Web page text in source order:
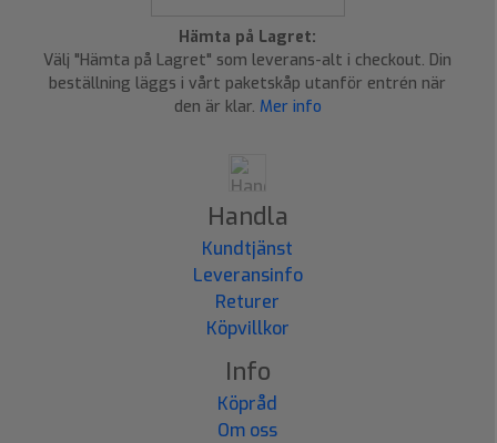
Hämta på Lagret:
Välj "Hämta på Lagret" som leverans-alt i checkout. Din
beställning läggs i vårt paketskåp utanför entrén när
den är klar. Mer info
Handla
Kundtjänst
Leveransinfo
Returer
Köpvillkor
Info
Köpråd
Om oss